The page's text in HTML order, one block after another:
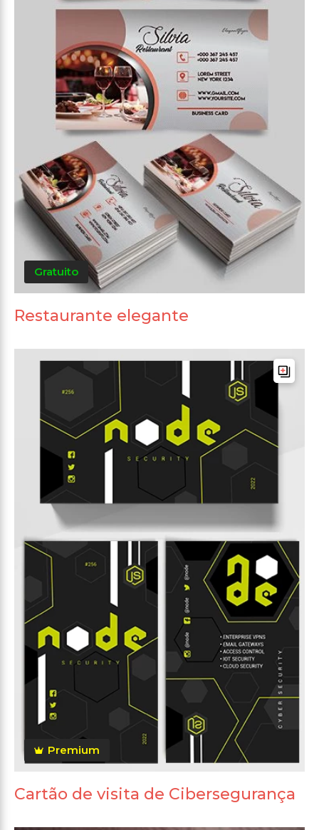
Gratuito
Restaurante elegante
Premium
Cartão de visita de Cibersegurança